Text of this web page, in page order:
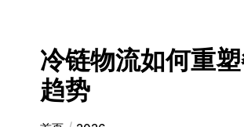
冷链物流如何重
趋势